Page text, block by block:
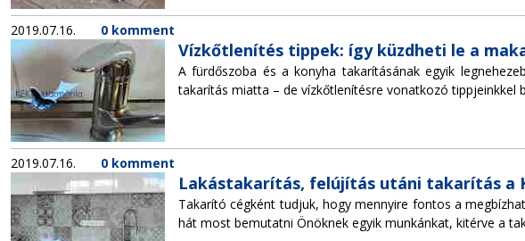
2019.07.16. 0 komment
Vízkőtlenítés tippek: így küzdheti le a
A fürdőszoba és a konyha takarításának egyik
takarítás miatta – de vízkőtlenítésre vonatkozó tippjeinkkel
2019.07.16. 0 komment
Lakástakarítás, felújítás utáni takarítás a
Takarító cégként tudjuk, hogy mennyire fontos a
hát most bemutatni Önöknek egyik munkánkat, kitérve a